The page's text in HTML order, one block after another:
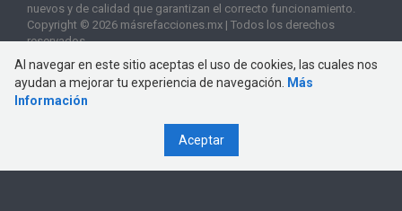
nuevos y de calidad que garantizan el correcto funcionamiento.
Copyright © 2026 másrefacciones.mx | Todos los derechos
reservados
Al navegar en este sitio aceptas el uso de cookies, las cuales nos
ayudan a mejorar tu experiencia de navegación.
Más
Información
Aceptar